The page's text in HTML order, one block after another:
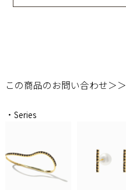
この商品のお問い合わせ＞＞
・Series